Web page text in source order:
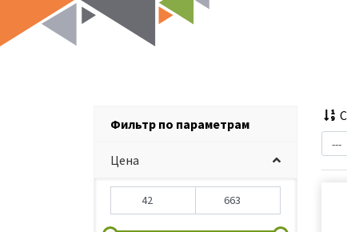
Фильтр по параметрам
Цена